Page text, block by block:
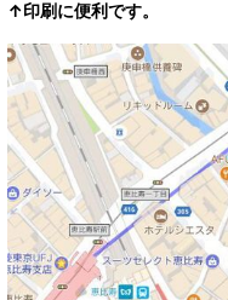
↑印刷に便利です。